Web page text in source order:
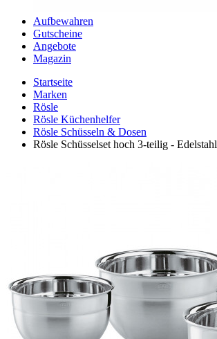
Aufbewahren
Gutscheine
Angebote
Magazin
Startseite
Marken
Rösle
Rösle Küchenhelfer
Rösle Schüsseln & Dosen
Rösle Schüsselset hoch 3-teilig - Edelstahl